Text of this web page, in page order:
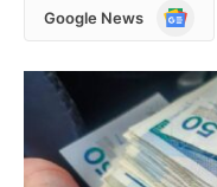
Google News
Google